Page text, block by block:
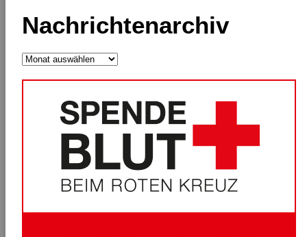
Nachrichtenarchiv
Nachrichtenarchiv